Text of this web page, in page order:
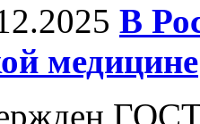
В
медицине